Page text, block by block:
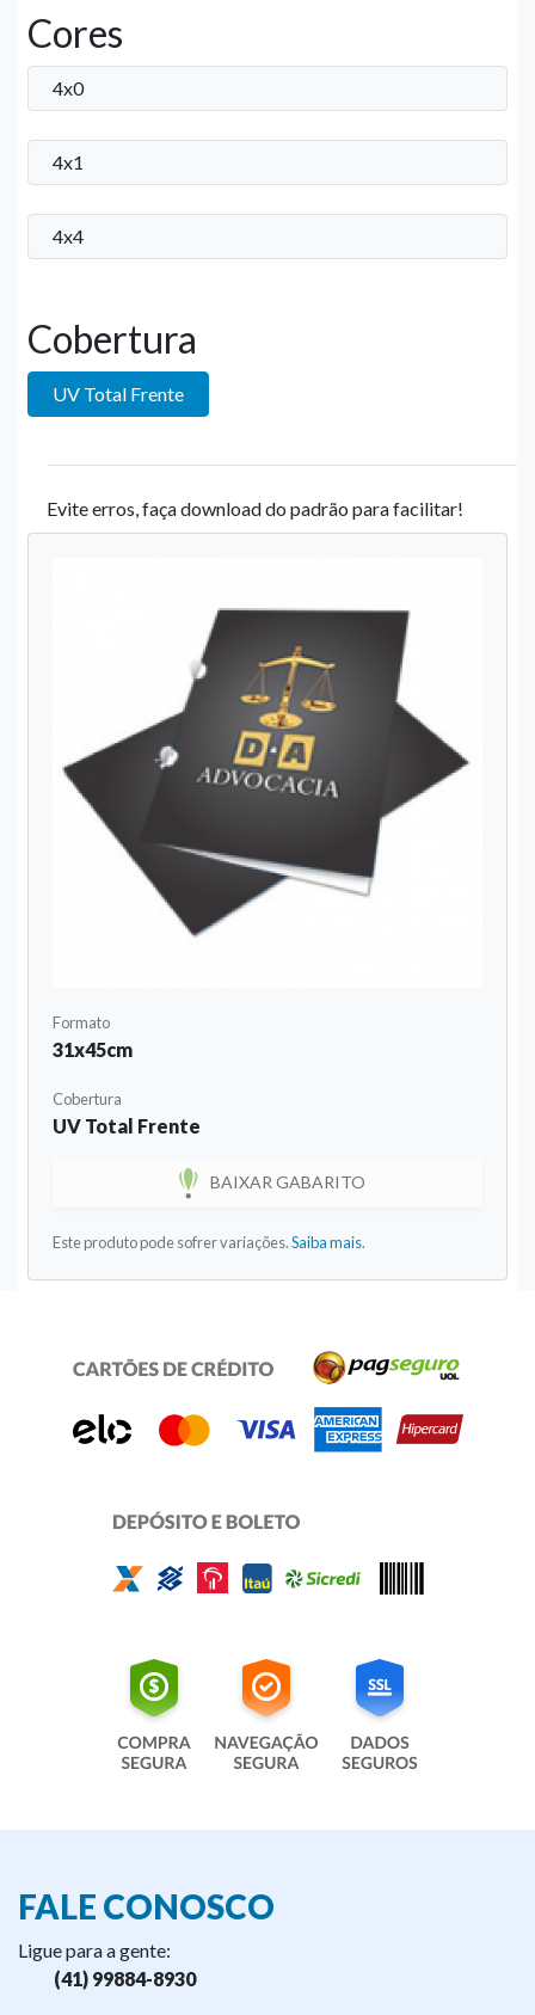
Cores
4x0
4x1
4x4
Cobertura
UV Total Frente
Evite erros, faça download do padrão para facilitar!
Formato
31x45cm
Cobertura
UV Total Frente
BAIXAR GABARITO
Este produto pode sofrer variações.Saiba mais.
FALE CONOSCO
Ligue para a gente:
(41) 99884-8930